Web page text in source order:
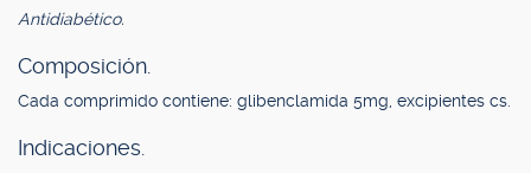
Antidiabético.
Composición.
Cada comprimido contiene: glibenclamida 5mg, excipientes cs.
Indicaciones.